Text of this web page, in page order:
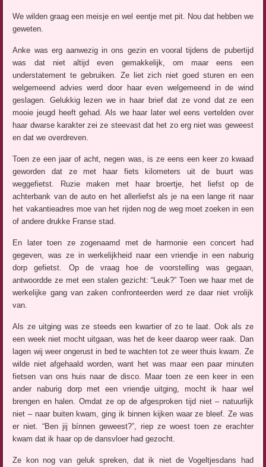
We wilden graag een meisje en wel eentje met pit. Nou dat hebben we
geweten.
Anke was erg aanwezig in ons gezin en vooral tijdens de pubertijd
was dat niet altijd even gemakkelijk, om maar eens een
understatement te gebruiken. Ze liet zich niet goed sturen en een
welgemeend advies werd door haar even welgemeend in de wind
geslagen. Gelukkig lezen we in haar brief dat ze vond dat ze een
mooie jeugd heeft gehad. Als we haar later wel eens vertelden over
haar dwarse karakter zei ze steevast dat het zo erg niet was geweest
en dat we overdreven.
Toen ze een jaar of acht, negen was, is ze eens een keer zo kwaad
geworden dat ze met haar fiets kilometers uit de buurt was
weggefietst. Ruzie maken met haar broertje, het liefst op de
achterbank van de auto en het allerliefst als je na een lange rit naar
het vakantieadres moe van het rijden nog de weg moet zoeken in een
of andere drukke Franse stad.
En later toen ze zogenaamd met de harmonie een concert had
gegeven, was ze in werkelijkheid naar een vriendje in een naburig
dorp gefietst. Op de vraag hoe de voorstelling was gegaan,
antwoordde ze met een stalen gezicht: “Leuk?” Toen we haar met de
werkelijke gang van zaken confronteerden werd ze daar niet vrolijk
van.
Als ze uitging was ze steeds een kwartier of zo te laat. Ook als ze
een week niet mocht uitgaan, was het de keer daarop weer raak. Dan
lagen wij weer ongerust in bed te wachten tot ze weer thuis kwam. Ze
wilde niet afgehaald worden, want het was maar een paar minuten
fietsen van ons huis naar de disco. Maar toen ze een keer in een
ander naburig dorp met een vriendje uitging, mocht ik haar wel
brengen en halen. Omdat ze op de afgesproken tijd niet – natuurlijk
niet – naar buiten kwam, ging ik binnen kijken waar ze bleef. Ze was
er niet. “Ben jij bínnen geweest?”, riep ze woest toen ze erachter
kwam dat ik haar op de dansvloer had gezocht.
Ze kon nog van geluk spreken, dat ik niet de Vogeltjesdans had